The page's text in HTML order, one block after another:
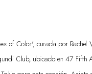
of Color', curada por Rachel
Club, ubicado en 47 Fifth